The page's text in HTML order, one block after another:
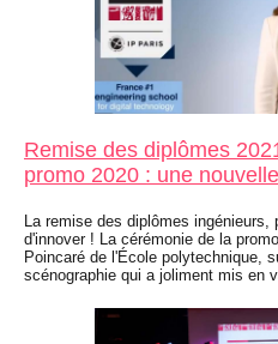
Remise des diplômes
promo 2020 : une
La remise des diplômes ingénieurs,
d'innover ! La cérémonie de la
Poincaré de l'École polytechnique,
scénographie qui a joliment mis en